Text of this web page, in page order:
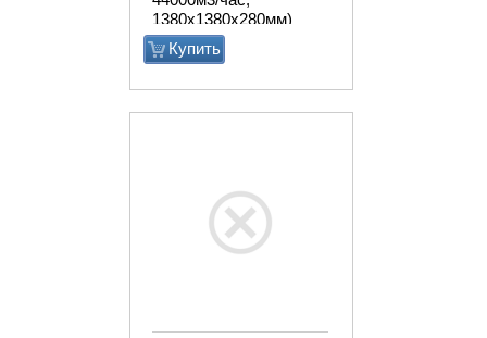
1380х1380х280мм)
Купить